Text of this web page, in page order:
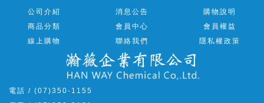
公司介紹 消息公告
購物說明
商品分類
會員中心
會員權益
線上購物
聯絡我們 隱私權政策
電話 / (07)350-1155